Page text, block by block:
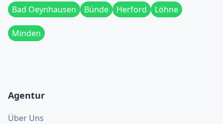
Bad Oeynhausen Bünde Herford Löhne
Minden
Agentur
Über Uns